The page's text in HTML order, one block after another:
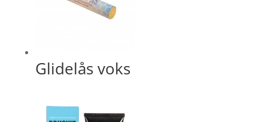
Glidelås voks